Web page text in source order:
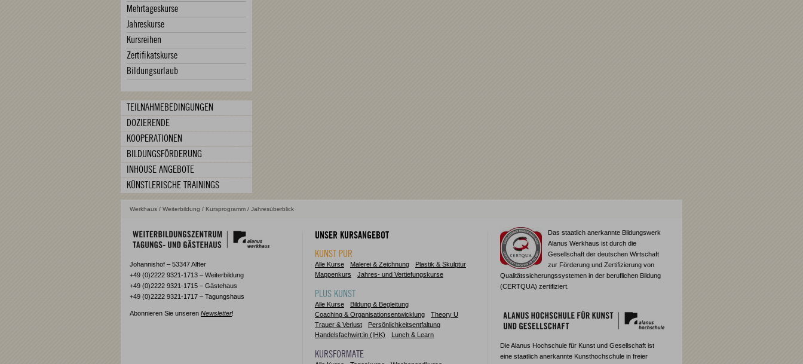
Mehrtageskurse
Jahreskurse
Kursreihen
Zertifikatskurse
Bildungsurlaub
TEILNAHMEBEDINGUNGEN
DOZIERENDE
KOOPERATIONEN
BILDUNGSFÖRDERUNG
INHOUSE ANGEBOTE
KÜNSTLERISCHE TRAININGS
Werkhaus / Weiterbildung / Kursprogramm / Jahresüberblick
Johannishof – 53347 Alfter
+49 (0)2222 9321-1713 – Weiterbildung
+49 (0)2222 9321-1715 – Gästehaus
+49 (0)2222 9321-1717 – Tagungshaus
Abonnieren Sie unseren Newsletter!
UNSER KURSANGEBOT
KUNST PUR
Alle Kurse Malerei & Zeichnung
Plastik & Skulptur
Mappenkurs
Jahres- und Vertiefungskurse
PLUS KUNST
Alle Kurse
Bildung & Begleitung
Coaching & Organisationsentwicklung
Theory U
Trauer & Verlust
Persönlichkeitsentfaltung
Handelsfachwirt:in (IHK)
Lunch & Learn
KURSFORMATE
Das staatlich anerkannte Bildungswerk
Alanus Werkhaus ist durch die
Gesellschaft der deutschen Wirtschaft
zur Förderung und Zertifizierung von
Qualitätssicherungssystemen in der beruflichen Bildung
(CERTQUA) zertifiziert.
Die Alanus Hochschule für Kunst und Gesellschaft ist
eine staatlich anerkannte Kunsthochschule in freier